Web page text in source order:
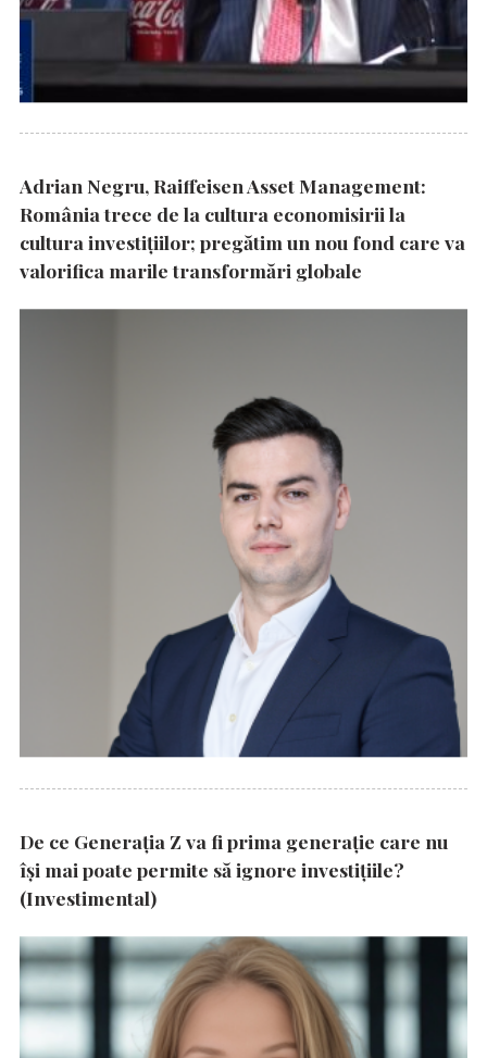
Adrian Negru, Raiffeisen Asset Management:
România trece de la cultura economisirii la
cultura investițiilor; pregătim un nou fond care va
valorifica marile transformări globale
De ce Generația Z va fi prima generație care nu
își mai poate permite să ignore investițiile?
(Investimental)